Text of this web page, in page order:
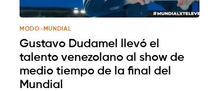
MODO-MUNDIAL
Gustavo Dudamel llevó el
talento venezolano al show de
medio tiempo de la final del
Mundial